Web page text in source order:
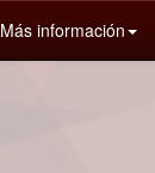
Más información